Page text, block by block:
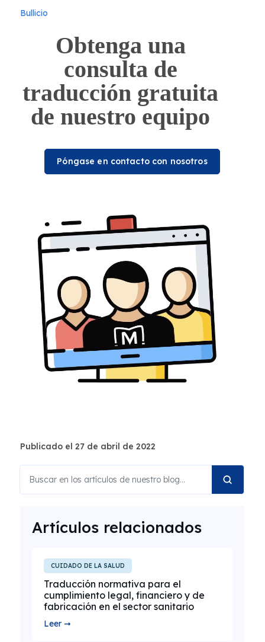
Bullicio
Obtenga una
consulta de
traducción gratuita
de nuestro equipo
Póngase en contacto con nosotros
Publicado el 27 de abril de 2022
Artículos relacionados
CUIDADO DE LA SALUD
Traducción normativa para el
cumplimiento legal, financiero y de
fabricación en el sector sanitario
Leer ➞